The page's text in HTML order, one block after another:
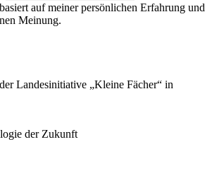
auf meiner persönlichen Erfahrung und
Meinung.
Landesinitiative „Kleine Fächer“ in
der Zukunft